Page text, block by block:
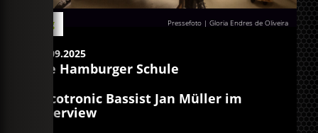
Pressefoto | Gloria Endres de Oliveira
Blog
16.09.2025
Die Hamburger Schule
Tocotronic Bassist Jan Müller im
Interview